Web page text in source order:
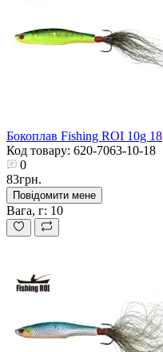
Бокоплав Fishing ROI 10g 18
Код товару: 620-7063-10-18
0
83грн.
Повідомити мене
Вага, г: 10